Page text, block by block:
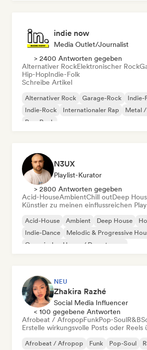
indie now
Media Outlet/Journalist
> 2400 Antworten gegeben
Alternativer RockElektronischer Rock
Hip-HopIndie-Folk
Schreibe Artikel
Alternativer Rock Garage-Rock Indie-
Indie-Rock
Internationaler Rap
Metal
Pop-Rock
N3UX
Playlist-Kurator
> 2800 Antworten gegeben
Acid-HouseAmbientChill outDeep
Künstler zu meinen einflussreichen
Acid-House Ambient Deep House
Indie-Dance
Melodic & Progressive
Organischer House / Downtempo
NEU
Zhakira Razhé
Social Media Influencer
< 100 gegebene Antworten
Afrobeat / AfropopFunkPop-SoulR&B
Erstelle wirkungsvolle Posts oder Reels
Afrobeat / Afropop Funk Pop-Soul